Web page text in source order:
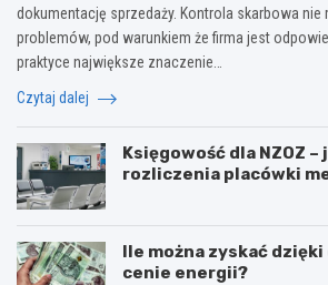
dokumentację sprzedaży. Kontrola skarbowa
problemów, pod warunkiem że firma jest
praktyce największe znaczenie…
Czytaj dalej
Księgowość dla NZOZ
rozliczenia placówki
Ile można zyskać
cenie energii?